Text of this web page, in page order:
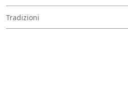
Tradizioni